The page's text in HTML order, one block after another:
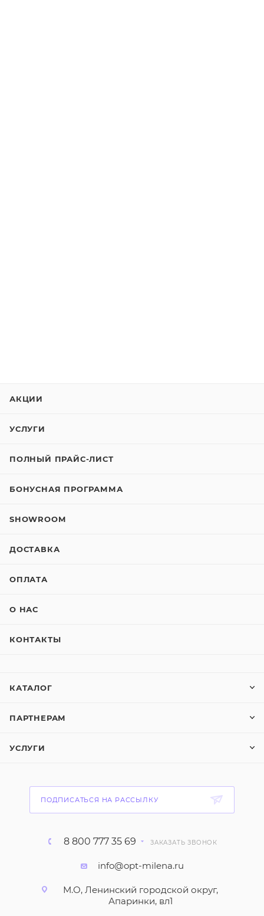
АКЦИИ
УСЛУГИ
ПОЛНЫЙ ПРАЙС-ЛИСТ
БОНУСНАЯ ПРОГРАММА
SHOWROOM
ДОСТАВКА
ОПЛАТА
О НАС
КОНТАКТЫ
КАТАЛОГ
ПАРТНЕРАМ
УСЛУГИ
ПОДПИСАТЬСЯ НА РАССЫЛКУ
8 800 777 35 69 ЗАКАЗАТЬ ЗВОНОК
info@opt-milena.ru
М.О, Ленинский городской округ,
Апаринки, вл1